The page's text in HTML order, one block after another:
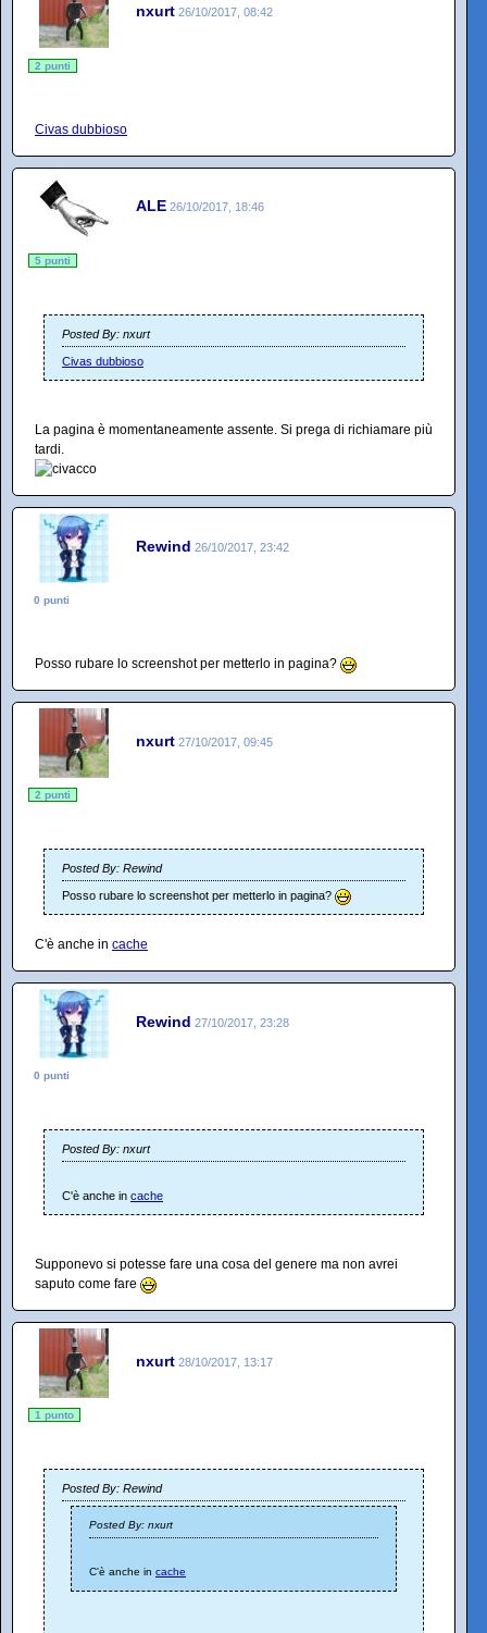
nxurt 26/10/2017, 08:42
2 punti
Civas dubbioso
ALE 26/10/2017, 18:46
5 punti
Posted By: nxurt
Civas dubbioso
La pagina è momentaneamente assente. Si prega di richiamare più
tardi.
Rewind 26/10/2017, 23:42
0 punti
Posso rubare lo screenshot per metterlo in pagina?
nxurt 27/10/2017, 09:45
2 punti
Posted By: Rewind
Posso rubare lo screenshot per metterlo in pagina?
C'è anche in cache
Rewind 27/10/2017, 23:28
0 punti
Posted By: nxurt
C'è anche in cache
Supponevo si potesse fare una cosa del genere ma non avrei
saputo come fare
nxurt 28/10/2017, 13:17
1 punto
Posted By: Rewind
Posted By: nxurt
C'è anche in cache